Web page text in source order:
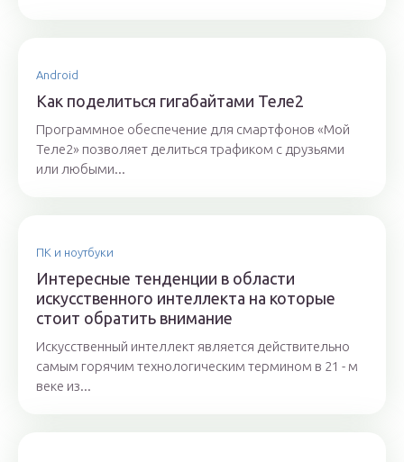
Android
Как поделиться гигабайтами Теле2
Программное обеспечение для смартфонов «Мой
Теле2» позволяет делиться трафиком с друзьями
или любыми...
ПК и ноутбуки
Интересные тенденции в области
искусственного интеллекта на которые
стоит обратить внимание
Искусственный интеллект является действительно
самым горячим технологическим термином в 21 - м
веке из...